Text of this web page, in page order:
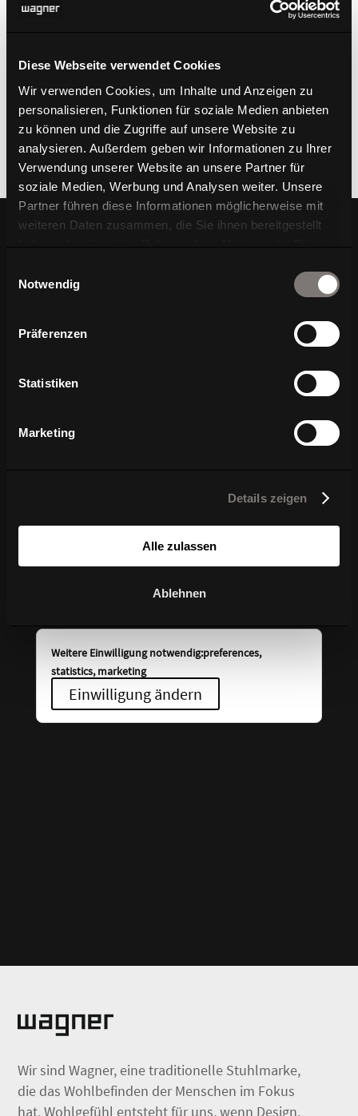
Diese Webseite verwendet Cookies
Wir verwenden Cookies, um Inhalte und Anzeigen zu
personalisieren, Funktionen für soziale Medien anbieten
zu können und die Zugriffe auf unsere Website zu
analysieren. Außerdem geben wir Informationen zu Ihrer
Verwendung unserer Website an unsere Partner für
soziale Medien, Werbung und Analysen weiter. Unsere
Partner führen diese Informationen möglicherweise mit
weiteren Daten zusammen, die Sie ihnen bereitgestellt
haben oder die sie im Rahmen Ihrer Nutzung der Dienste
Notwendig
Präferenzen
Statistiken
Marketing
Details zeigen
Alle zulassen
Ablehnen
W-Table Klein
Newsletter-Anmeldung
Living
N
Exklusive News über
Branchennews aus Architektur und
Weitere Einwilligung notwendig:preferences,
statistics, marketing
Einwilligung ändern
Wir sind Wagner, eine traditionelle Stuhlmarke,
die das Wohlbefinden der Menschen im Fokus
hat. Wohlgefühl entsteht für uns, wenn Design,